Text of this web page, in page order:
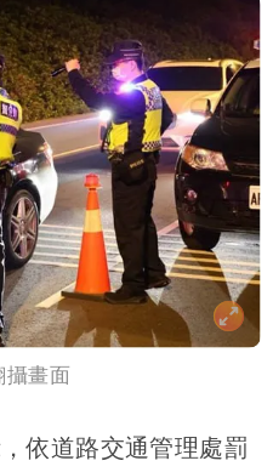
攝畫面
依道路交通管理處罰